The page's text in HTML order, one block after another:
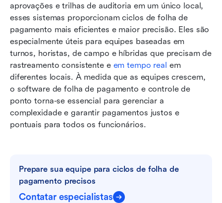
aprovações e trilhas de auditoria em um único local,
esses sistemas proporcionam ciclos de folha de
pagamento mais eficientes e maior precisão. Eles são
especialmente úteis para equipes baseadas em
turnos, horistas, de campo e híbridas que precisam de
rastreamento consistente e em tempo real em
diferentes locais. À medida que as equipes crescem,
o software de folha de pagamento e controle de
ponto torna-se essencial para gerenciar a
complexidade e garantir pagamentos justos e
pontuais para todos os funcionários.
Prepare sua equipe para ciclos de folha de
pagamento precisos
Contatar especialistas